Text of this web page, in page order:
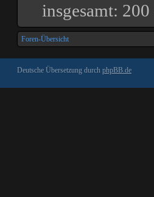
insgesamt: 200
Foren-Übersicht
Deutsche Übersetzung durch phpBB.de